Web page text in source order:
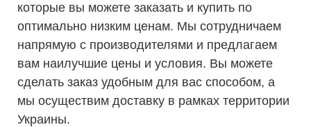
которые вы можете заказать и купить по
оптимально низким ценам. Мы сотрудничаем
напрямую с производителями и предлагаем
вам наилучшие цены и условия. Вы можете
сделать заказ удобным для вас способом, а
мы осуществим доставку в рамках территории
Украины.